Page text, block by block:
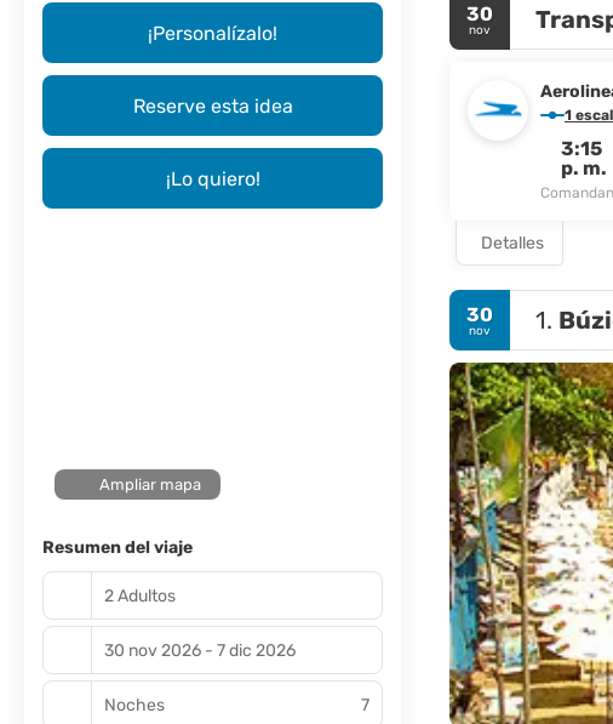
30
nov
1
3:15
p. m.
Detalles
30
nov 1.
¡Personalízalo!
Reserve esta idea
¡Lo quiero!
Ampliar mapa
Resumen del viaje
2 Adultos
30 nov 2026 - 7 dic 2026
Noches 7